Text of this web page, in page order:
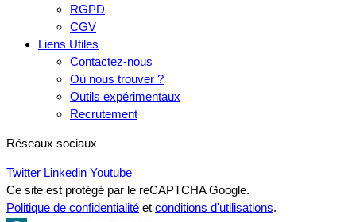
RGPD
CGV
Liens Utiles
Contactez-nous
Où nous trouver ?
Outils expérimentaux
Recrutement
Réseaux sociaux
Twitter Linkedin Youtube
Ce site est protégé par le reCAPTCHA Google.
Politique de confidentialité et conditions d'utilisations.